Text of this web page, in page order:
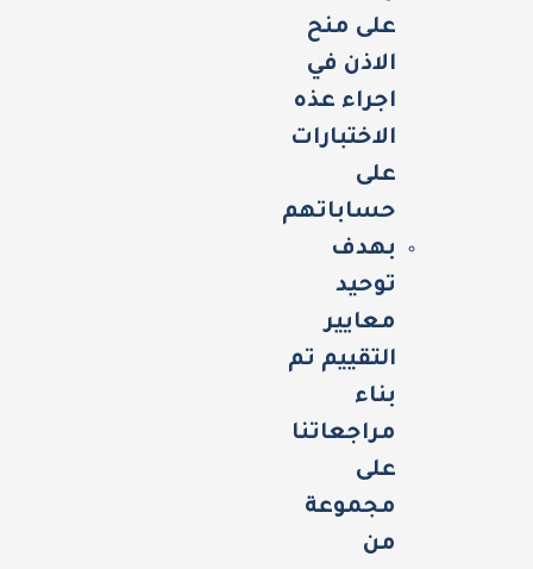
على منح
الاذن في
اجراء عذه
الاختبارات
على
حساباتهم
بهدف
توحيد
معايير
التقييم تم
بناء
مراجعاتنا
على
مجموعة
من